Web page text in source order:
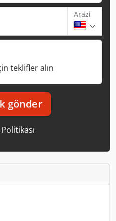
Arazi
teklifler alın
gönder